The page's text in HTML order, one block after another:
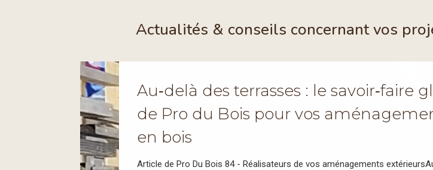
Actualités & conseils concernant vos
Au‑delà des terrasses : le savoir‑faire
de Pro du Bois pour vos
en bois
Article de Pro Du Bois 84 - Réalisateurs de vos aménagements